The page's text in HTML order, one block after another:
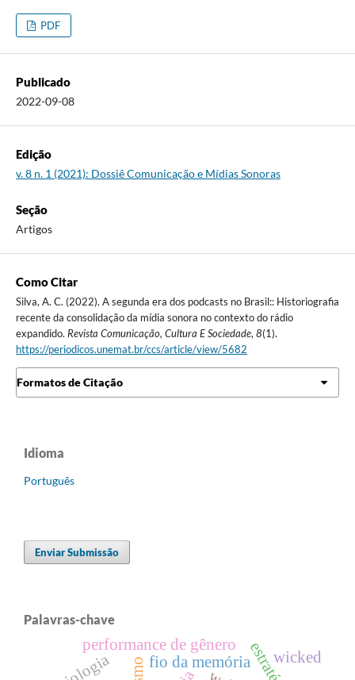
PDF
Publicado
2022-09-08
Edição
v. 8 n. 1 (2021): Dossiê Comunicação e Mídias Sonoras
Seção
Artigos
Como Citar
Silva, A. C. (2022). A segunda era dos podcasts no Brasil:: Historiografia
recente da consolidação da mídia sonora no contexto do rádio
expandido. Revista Comunicação, Cultura E Sociedade, 8(1).
https://periodicos.unemat.br/ccs/article/view/5682
Formatos de Citação
Idioma
Português
Enviar Submissão
Palavras-chave
fio da memória
performance de gênero
wicked